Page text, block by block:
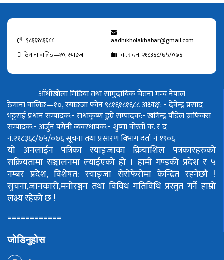
९८१६१८१६८८
aadhikholakhabar@gmail.com
ठेगाना वालिङ—१०, स्याङजा
क. र द नं. २१८३६८/७५/०७६
आँधीखोला मिडिया तथा सामुदायिक चेतना मन्च नेपाल
ठेगाना वालिङ—१०, स्याङजा फोन ९८१६१८१६८८अध्यक्ष: - देवेन्द्र प्रसाद
भट्टराईप्रधान सम्पादक:- राधाकृष्ण डुम्रेसम्पादक:- खगिन्द्र पौडेलग्राफिक्स
सम्पादक:- अर्जुन पंगेनीव्यवस्थापक:- शुष्मा वोस्तीक. र द
नं.२१८३६८/७५/०७६सूचना तथा प्रसारण बिभाग दर्ता नं १९०६
यो अनलाईन पत्रिका स्याङ्जाका क्रियाशिल पत्रकारहरुको
सक्रियतामा सञ्चालनमा ल्याईएको हो । हामी गण्डकी प्रदेश र ५
नम्बर प्रदेश, विशेषत: स्याङ्जा सेरोफेरोमा केन्द्रित रहनेछौ !
सुचना,जानकारी,मनोरञ्जन तथा विविध गतिविधि प्रस्तुत गर्ने हाम्रो
लक्ष्य रहेको छ !
============
जोडिनुहोस